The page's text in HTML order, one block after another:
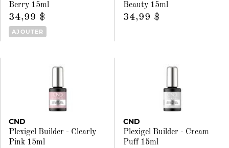
Berry 15ml
34,99 $
AJOUTER
Beauty 15ml
34,99 $
CND
Plexigel Builder - Clearly
Pink 15ml
CND
Plexigel Builder - Cream
Puff 15ml